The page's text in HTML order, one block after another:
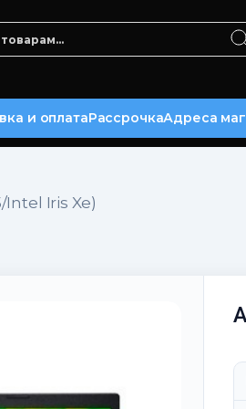
и оплатаРассрочкаАдреса
Intel Iris Xe)